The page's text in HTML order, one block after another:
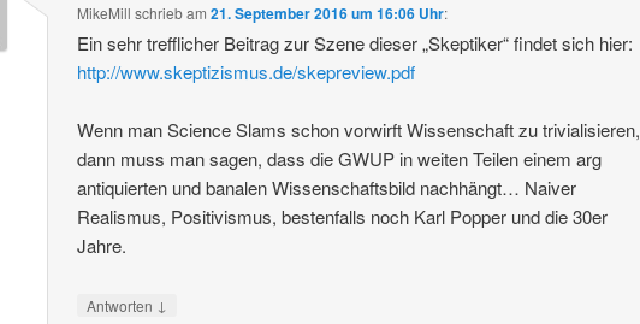
MikeMill schriebam21. September 2016 um 16:06 Uhr:
Ein sehr trefflicher Beitrag zur Szene dieser „Skeptiker“ findet sich hier:
http://www.skeptizismus.de/skepreview.pdf
Wenn man Science Slams schon vorwirft Wissenschaft zu trivialisieren,
dann muss man sagen, dass die GWUP in weiten Teilen einem arg
antiquierten und banalen Wissenschaftsbild nachhängt… Naiver
Realismus, Positivismus, bestenfalls noch Karl Popper und die 30er
Jahre.
Antworten ↓